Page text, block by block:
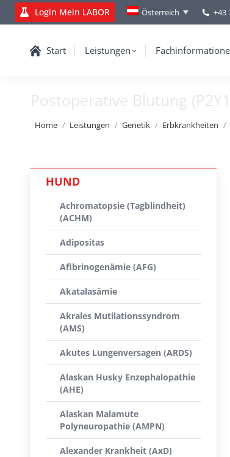
Login Mein LABOR Österreich +43
Start Leistungen
Postoperative Blutung
You are here:
Home Leistungen Genetik Erbkrankheiten
HUND
Achromatopsie (Tagblindheit)
(ACHM)
Adipositas
Afibrinogenämie (AFG)
Akatalasämie
Akrales Mutilationssyndrom
(AMS)
Akutes Lungenversagen (ARDS)
Alaskan Husky Enzephalopathie
(AHE)
Alaskan Malamute
Polyneuropathie (AMPN)
Alexander Krankheit (AxD)